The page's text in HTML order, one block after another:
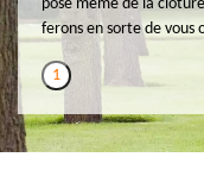
pose même de la
ferons en sorte de
1